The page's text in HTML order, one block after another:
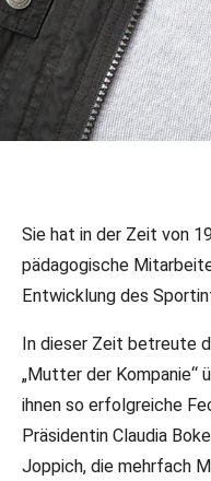
trauern um
Schweren Herzens
Biermann, die am
verstarb.
Sie hat in der Zeit von
pädagogische
Entwicklung des
In dieser Zeit betreute
„Mutter der Kompanie“
ihnen so erfolgreiche
Präsidentin Claudia
Joppich, die mehrfach